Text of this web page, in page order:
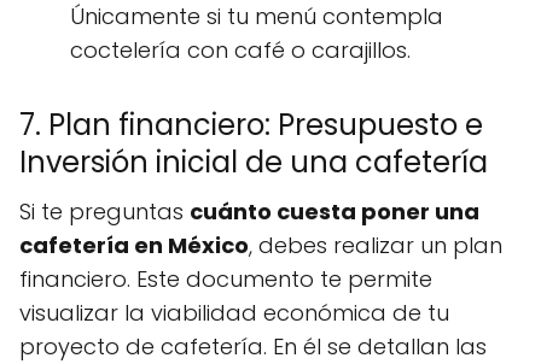
Únicamente si tu menú contempla
coctelería con café o carajillos.
7. Plan financiero: Presupuesto e
Inversión inicial de una cafetería
Si te preguntas cuánto cuesta poner una
cafetería en México, debes realizar un plan
financiero. Este documento te permite
visualizar la viabilidad económica de tu
proyecto de cafetería. En él se detallan las